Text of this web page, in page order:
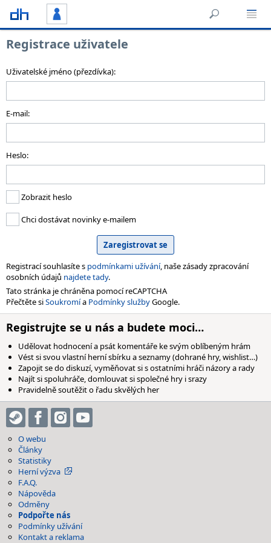
Registrace uživatele
Uživatelské jméno (přezdívka):
E-mail:
Heslo:
Zobrazit heslo
Chci dostávat novinky e-mailem
Registrací souhlasíte s podmínkami užívání, naše zásady zpracování
osobních údajů najdete tady.
Tato stránka je chráněna pomocí reCAPTCHA
Přečtěte siSoukromía Podmínky službyGoogle.
Registrujte se u nás a budete moci…
Udělovat hodnocení a psát komentáře ke svým oblíbeným hrám
Vést si svou vlastní herní sbírku a seznamy (dohrané hry, wishlist…)
Zapojit se do diskuzí, vyměňovat si s ostatními hráči názory a rady
Najít si spoluhráče, domlouvat si společné hry i srazy
Pravidelně soutěžit o řadu skvělých her
O webu
Články
Statistiky
Herní výzva
F.A.Q.
Nápověda
Odměny
Podpořte nás
Podmínky užívání
Kontakt a reklama